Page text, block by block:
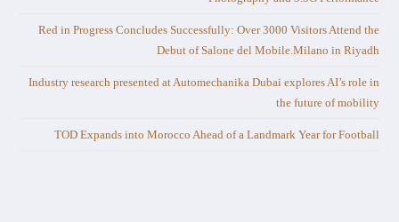
Red in Progress Concludes Successfully: Over 3000 Visitors Attend the
Debut of Salone del Mobile.Milano in Riyadh
Industry research presented at Automechanika Dubai explores AI’s role in
the future of mobility
TOD Expands into Morocco Ahead of a Landmark Year for Football